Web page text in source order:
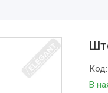
В
Код: